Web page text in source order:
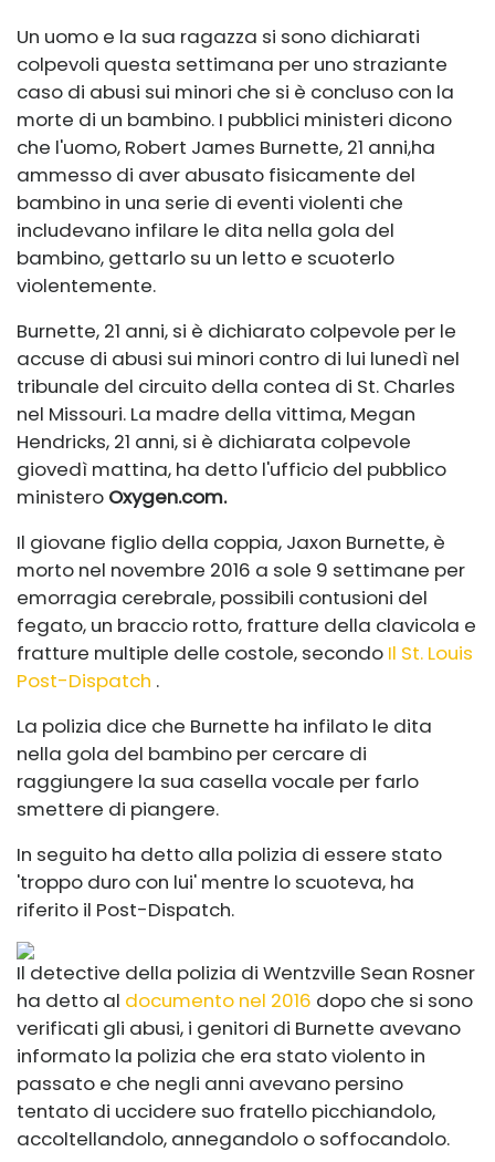
Un uomo e la sua ragazza si sono dichiarati
colpevoli questa settimana per uno straziante
caso di abusi sui minori che si è concluso con la
morte di un bambino. I pubblici ministeri dicono
che l'uomo, Robert James Burnette, 21 anni,ha
ammesso di aver abusato fisicamente del
bambino in una serie di eventi violenti che
includevano infilare le dita nella gola del
bambino, gettarlo su un letto e scuoterlo
violentemente.
Burnette, 21 anni, si è dichiarato colpevole per le
accuse di abusi sui minori contro di lui lunedì nel
tribunale del circuito della contea di St. Charles
nel Missouri. La madre della vittima, Megan
Hendricks, 21 anni, si è dichiarata colpevole
giovedì mattina, ha detto l'ufficio del pubblico
ministero Oxygen.com.
Il giovane figlio della coppia, Jaxon Burnette, è
morto nel novembre 2016 a sole 9 settimane per
emorragia cerebrale, possibili contusioni del
fegato, un braccio rotto, fratture della clavicola e
fratture multiple delle costole, secondo Il St. Louis
Post-Dispatch .
La polizia dice che Burnette ha infilato le dita
nella gola del bambino per cercare di
raggiungere la sua casella vocale per farlo
smettere di piangere.
In seguito ha detto alla polizia di essere stato
'troppo duro con lui' mentre lo scuoteva, ha
riferito il Post-Dispatch.
Il detective della polizia di Wentzville Sean Rosner
ha detto al documento nel 2016 dopo che si sono
verificati gli abusi, i genitori di Burnette avevano
informato la polizia che era stato violento in
passato e che negli anni avevano persino
tentato di uccidere suo fratello picchiandolo,
accoltellandolo, annegandolo o soffocandolo.